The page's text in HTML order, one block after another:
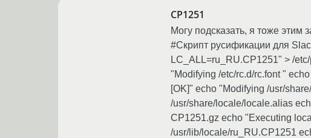
CP1251
Могу подсказать, я тоже
#Скрипт русификации для
LC_ALL=ru_RU.CP1251" > /
"Modifying /etc/rc.d/rc.font "
[OK]" echo "Modifying /usr/
/usr/share/locale/locale.alias
CP1251.gz echo "Executing
/usr/lib/locale/ru_RU.CP1251